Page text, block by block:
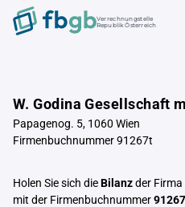
Verrechnungstelle
Republik Österreich
W. Godina Gesellschaft
Papagenog. 5, 1060 Wien
Firmenbuchnummer 91267t
Holen Sie sich dieBilanzder Firma
mit der Firmenbuchnummer